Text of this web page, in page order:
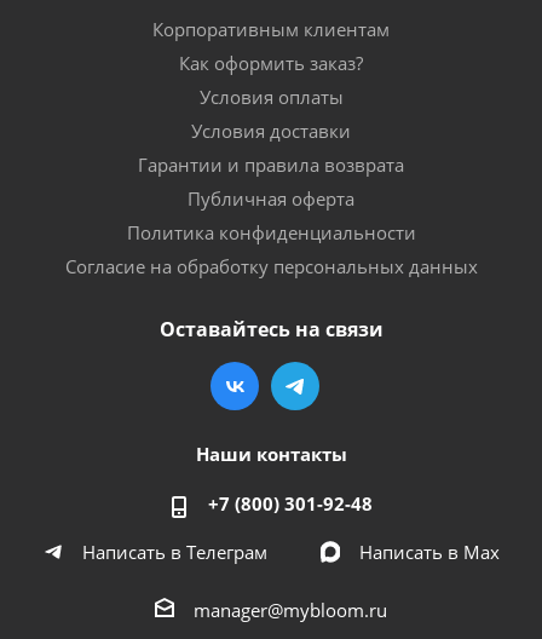
Корпоративным клиентам
Как оформить заказ?
Условия оплаты
Условия доставки
Гарантии и правила возврата
Публичная оферта
Политика конфиденциальности
Согласие на обработку персональных данных
Оставайтесь на связи
Наши контакты
+7 (800) 301-92-48
Написать в Телеграм
Написать в Мах
manager@mybloom.ru